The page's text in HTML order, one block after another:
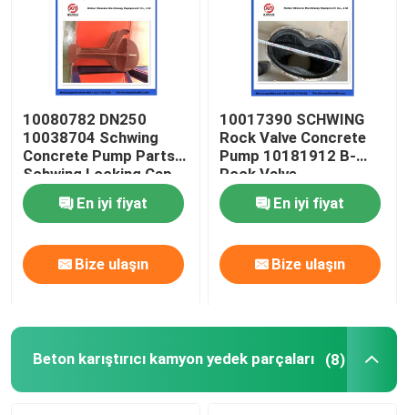
Kullanılmış Beton Pompası Kamyonu
10080782 DN250
10038704 Schwing
Concrete Pump Parts
Schwing Locking Cap
En iyi fiyat
Bize ulaşın
10017390 SCHWING
Rock Valve Concrete
Pump 10181912 B-
Rock Valve
220/180/10059467
210/180En iyi fiyat
Bize ulaşın
Beton karıştırıcı kamyon yedek parçaları (8)